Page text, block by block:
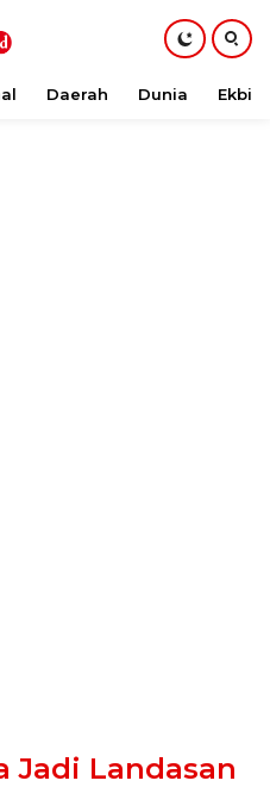
Daerah Dunia Ekbis
Jadi Landasan